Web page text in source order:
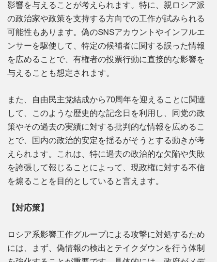
影響を与えることが考えられます。特に、親ロシア派
の政治家や政策を支持する方向での工作が試みられる
可能性もあります。偽のSNSアカウントやインフルエ
ンサーを駆使して、特定の候補者に関する誤った情報
を広めることで、有権者の投票行動に直接的な影響を
与えることも想定されます。
また、自由民主党結成から70周年を迎えることに関連
して、このような歴史的な記念日を利用し、同党の政
策やその過去の実績に対する批判的な情報を広めるこ
とで、国内の政治的安定を揺るがそうとする動きが考
えられます。これは、特に過去の政治的な欠陥や失敗
を誇張して報じることによって、現政権に対する不信
を煽ることを目的としていると言えます。
【対応策】
ロシア系影響工作グループによる攻撃に対処するため
には、まず、偽情報の検出とテイクダウンを行う体制